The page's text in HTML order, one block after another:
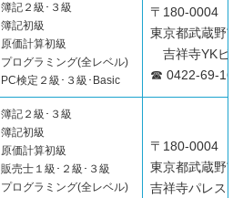
簿記２級･３級
簿記初級
原価計算初級
プログラミング(全レベル)
PC検定２級･３級･Basic
〒180-0004
東京都武蔵野
吉祥寺YKビ
☎ 0422-69-
簿記２級･３級
簿記初級
原価計算初級
販売士１級･２級･３級
プログラミング(全レベル)
〒180-0004
東京都武蔵野
吉祥寺パレス